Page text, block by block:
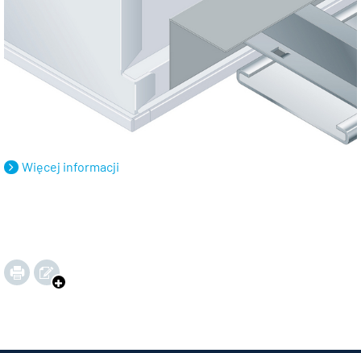
Więcej informacji